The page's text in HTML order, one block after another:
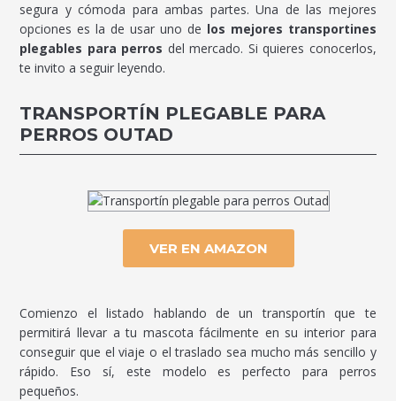
segura y cómoda para ambas partes. Una de las mejores
opciones es la de usar uno de los mejores transportines
plegables para perros del mercado. Si quieres conocerlos,
te invito a seguir leyendo.
TRANSPORTÍN PLEGABLE PARA
PERROS OUTAD
VER EN AMAZON
Comienzo el listado hablando de un transportín que te
permitirá llevar a tu mascota fácilmente en su interior para
conseguir que el viaje o el traslado sea mucho más sencillo y
rápido. Eso sí, este modelo es perfecto para perros
pequeños.